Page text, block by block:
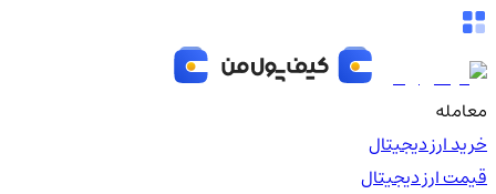
معامله
خرید ارز دیجیتال
قیمت ارز دیجیتال